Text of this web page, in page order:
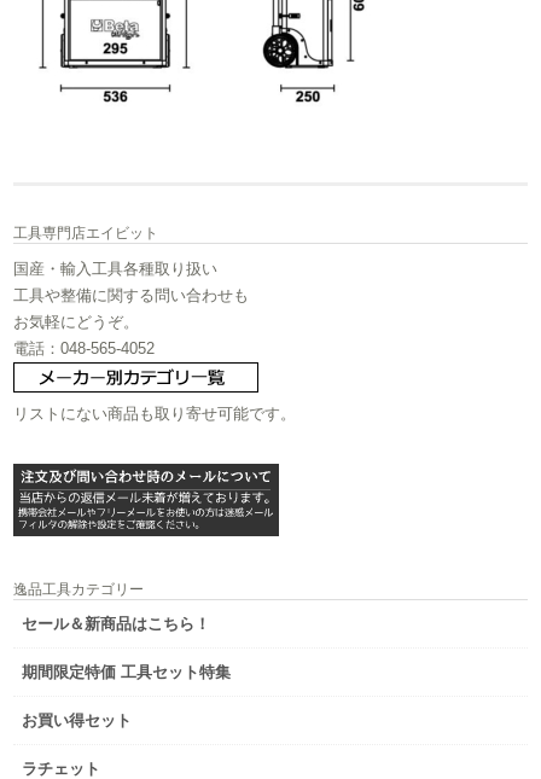
工具専門店エイビット
国産・輸入工具各種取り扱い
工具や整備に関する問い合わせも
お気軽にどうぞ。
電話：048-565-4052
リストにない商品も取り寄せ可能です。
逸品工具カテゴリー
セール＆新商品はこちら！
期間限定特価 工具セット特集
お買い得セット
ラチェット